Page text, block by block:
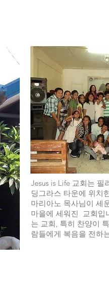
Jesus is Life 교회는 필
딩그라스 타운에 위치
마리아노 목사님이 세
마을에 세워진 교회입
는 교회, 특히 찬양이
람들에게 복음을 전하